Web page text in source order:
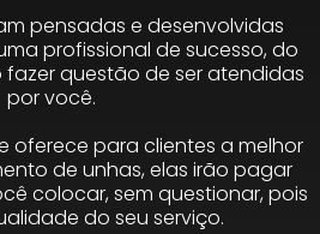
pensadas e desenvolvidas
profissional de sucesso, do
fazer questão de ser atendidas
por você.
oferece para clientes a melhor
de unhas, elas irão pagar
colocar, sem questionar, pois
do seu serviço.